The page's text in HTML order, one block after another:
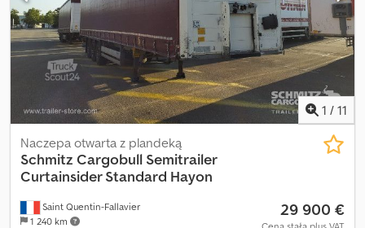
1 / 11
Saint Quentin-Fallavier
1 240 km
Naczepa otwarta z plandeką
Schmitz Cargobull Semitrailer
Curtainsider Standard Hayon
29 900 €